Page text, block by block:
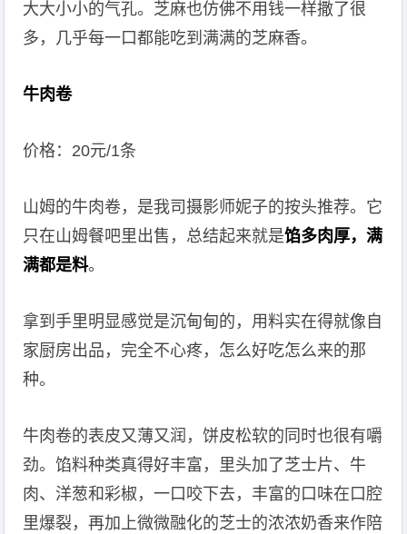
大大小小的气孔。芝麻也仿佛不用钱一样撒了很
多，几乎每一口都能吃到满满的芝麻香。
牛肉卷
价格：20元/1条
山姆的牛肉卷，是我司摄影师妮子的按头推荐。它
只在山姆餐吧里出售，总结起来就是馅多肉厚，满
满都是料。
拿到手里明显感觉是沉甸甸的，用料实在得就像自
家厨房出品，完全不心疼，怎么好吃怎么来的那
种。
牛肉卷的表皮又薄又润，饼皮松软的同时也很有嚼
劲。馅料种类真得好丰富，里头加了芝士片、牛
肉、洋葱和彩椒，一口咬下去，丰富的口味在口腔
里爆裂，再加上微微融化的芝士的浓浓奶香来作陪